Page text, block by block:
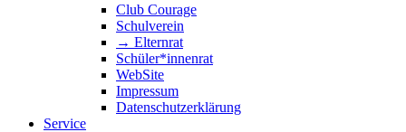
Club Courage
Schulverein
→ Elternrat
Schüler*innenrat
WebSite
Impressum
Datenschutzerklärung
Service